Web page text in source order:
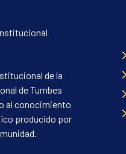
de la
de Tumbes
al conocimiento
producido por